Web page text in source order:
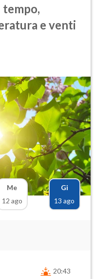
e venti
Me
12 ago
Gi
13 ago
20:43